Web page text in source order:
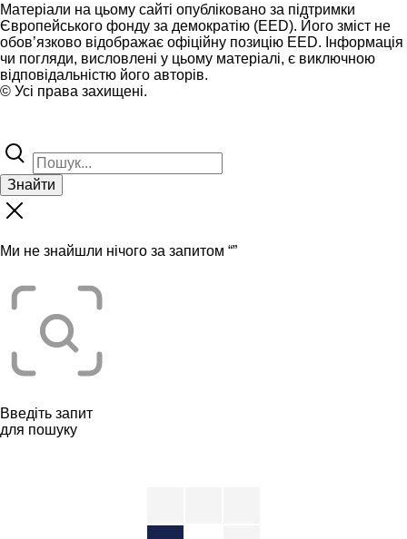
Матеріали на цьому сайті опубліковано за підтримки
Європейського фонду за демократію (EED). Його зміст не
обов’язково відображає офіційну позицію EED. Інформація
чи погляди, висловлені у цьому матеріалі, є виключною
відповідальністю його авторів.
© Усі права захищені.
Знайти
Ми не знайшли нічого за запитом “”
Введіть запит
для пошуку